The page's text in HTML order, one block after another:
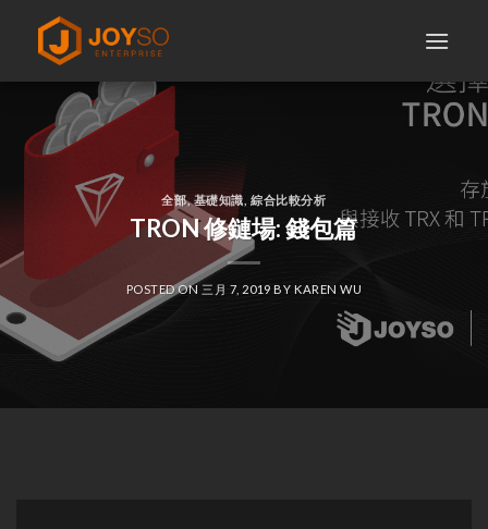
content
全部,基礎知識 ,綜合比較分析
TRON 修鏈場: 錢包篇
POSTED ON 三月 7, 2019 BY KAREN WU